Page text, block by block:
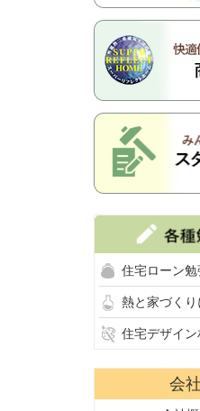
住宅ローン勉
熱と家づく
住宅デザイン
会